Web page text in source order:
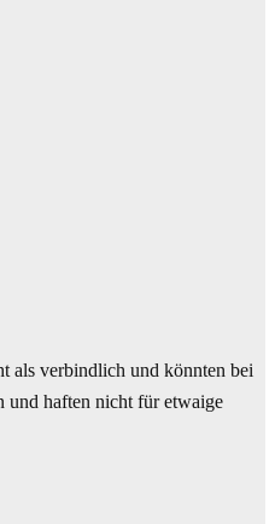
als verbindlich und könnten bei
und haften nicht für etwaige